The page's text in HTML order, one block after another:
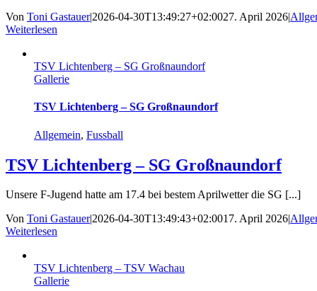
Von Toni Gastauer|2026-04-30T13:49:27+02:0027. April 2026|
Weiterlesen
TSV Lichtenberg – SG Großnaundorf
Gallerie
TSV Lichtenberg – SG Großnaundorf
Allgemein, Fussball
TSV Lichtenberg – SG Großnaundorf
Unsere F-Jugend hatte am 17.4 bei bestem Aprilwetter die SG [...]
Von Toni Gastauer|2026-04-30T13:49:43+02:0017. April 2026
Weiterlesen
TSV Lichtenberg – TSV Wachau
Gallerie